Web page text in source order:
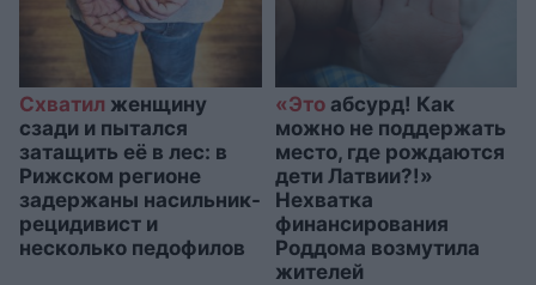
Схватил женщину
сзади и пытался
затащить её в лес: в
Рижском регионе
задержаны насильник-
рецидивист и
несколько педофилов
«Этоабсурд! Как
можно не поддержать
место, где рождаются
дети Латвии?!»
Нехватка
финансирования
Роддома возмутила
жителей